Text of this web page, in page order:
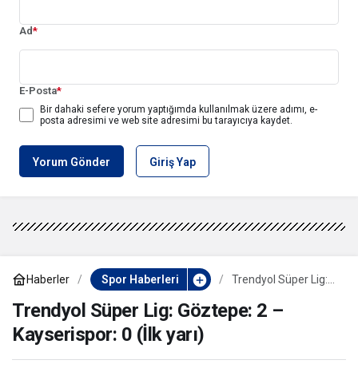
Ad*
E-Posta*
Bir dahaki sefere yorum yaptığımda kullanılmak üzere adımı, e-
posta adresimi ve web site adresimi bu tarayıcıya kaydet.
Yorum Gönder Giriş Yap
Haberler Spor Haberleri
Trendyol Süper Lig:
Kayserispor: 0 (İlk
yarı)
Trendyol Süper Lig: Göztepe: 2 –
Kayserispor: 0 (İlk yarı)